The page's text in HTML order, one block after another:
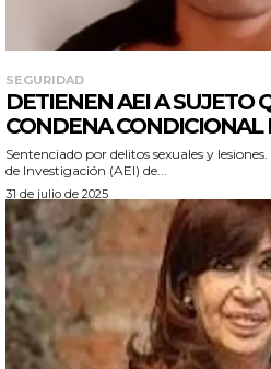
SEGURIDAD
DETIENEN AEI A SUJETO
CONDENA CONDICIONAL
Sentenciado por delitos sexuales y
de Investigación (AEI) de...
31 de julio de 2025